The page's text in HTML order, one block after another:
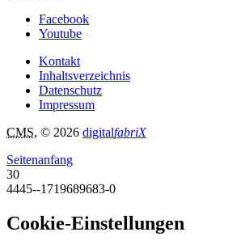
Facebook
Youtube
Kontakt
Inhaltsverzeichnis
Datenschutz
Impressum
CMS, © 2026 digitalfabriX
Seitenanfang
30
4445--1719689683-0
Cookie-Einstellungen